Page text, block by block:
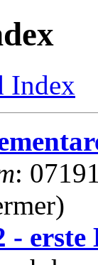
Index
:
- erste